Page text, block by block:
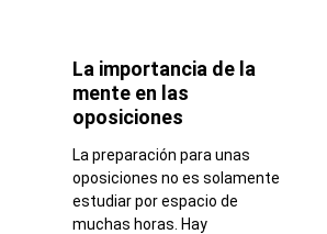
La importancia de la
mente en las
oposiciones
La preparación para unas
oposiciones no es solamente
estudiar por espacio de
muchas horas. Hay